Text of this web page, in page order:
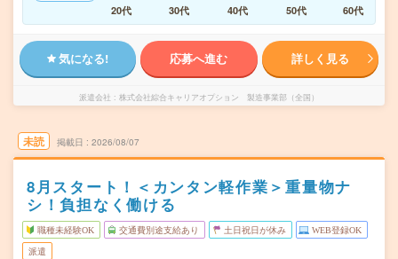
20代
30代 40代 50代 60代
気になる! 応募へ進む 詳しく見る
派遣会社 株式会社綜合キャリアオプション 製造事業部（全国）
未読 掲載日 2026/08/07
8月スタート！＜カンタン軽作業＞重量物ナ
シ！負担なく働ける
職種未経験OK 交通費別途支給あり 土日祝日が休み WEB登録OK
派遣